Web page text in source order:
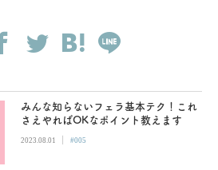
みんな知らないフェラ基本テク！これ
さえやればOKなポイント教えます
2023.08.01 | #005